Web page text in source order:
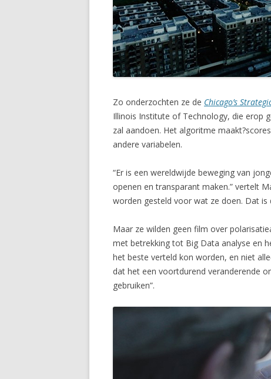
Zo onderzochten ze de Chicago’s
Illinois Institute of Technology, die erop
zal aandoen. Het algoritme
andere variabelen.
“Er is een wereldwijde beweging van
openen en transparant maken.” vertelt
worden gesteld voor wat ze doen. Dat is
Maar ze wilden geen film over
met betrekking tot Big Data analyse en
het beste verteld kon worden, en niet
dat het een voortdurend veranderende
gebruiken”.